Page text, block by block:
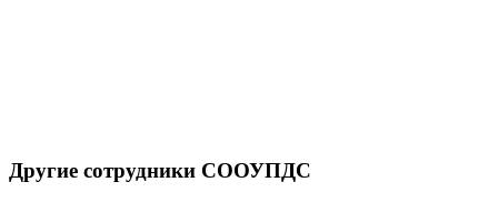
Другие сотрудники СООУПДС